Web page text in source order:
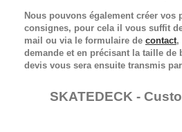
Nous pouvons également créer vos
consignes, pour cela il vous suffit
mail ou via le formulaire de contact,
demande et en précisant la taille de
devis vous sera ensuite transmis
SKATEDECK -